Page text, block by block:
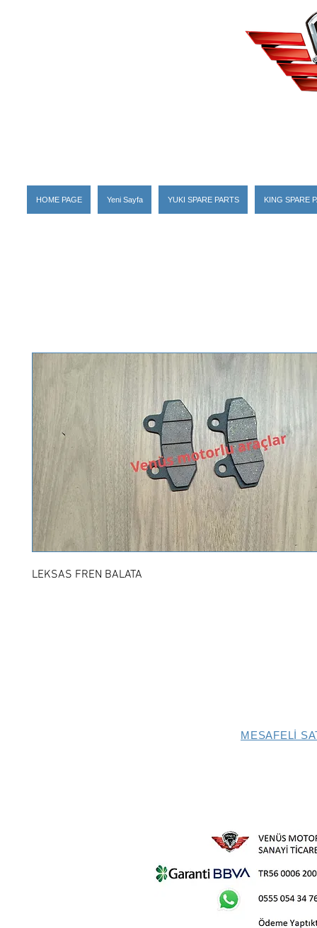
HOME PAGE Yeni Sayfa YUKI SPARE PARTS KING SPARE
LEKSAS FREN BALATA
MESAFELİ